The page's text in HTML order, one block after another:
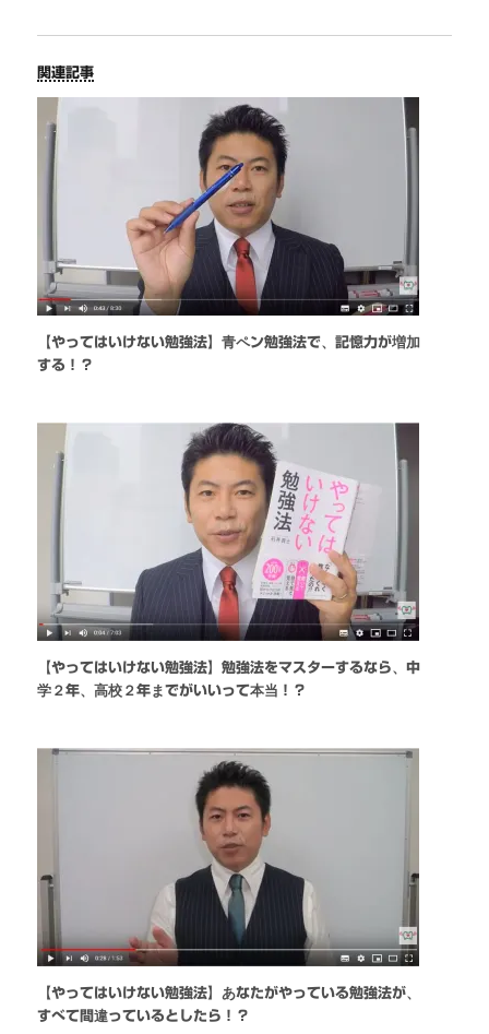
関連記事
【やってはいけない勉強法】青ペン勉強法で、記憶力が増加
する！？
【やってはいけない勉強法】勉強法をマスターするなら、中
学２年、高校２年までがいいって本当！？
【やってはいけない勉強法】あなたがやっている勉強法が、
すべて間違っているとしたら！？